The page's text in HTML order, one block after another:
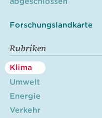
Forschungslandkarte
Rubriken
Klima
Umwelt
Energie
Verkehr